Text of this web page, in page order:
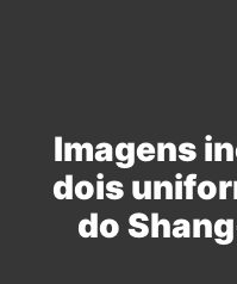
Imagens
dois
do